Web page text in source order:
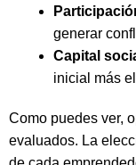
generar
Capital
inicial más
Como puedes ver,
evaluados. La